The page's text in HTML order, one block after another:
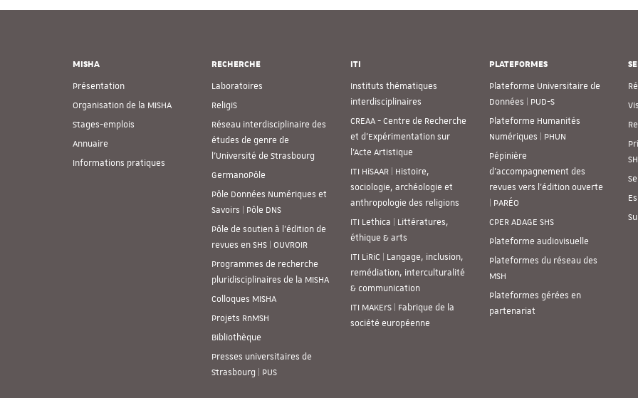
MISHA
Présentation
Organisation de la MISHA
Stages-emplois
Annuaire
Informations pratiques
RECHERCHE
Laboratoires
ReligiS
Réseau interdisciplinaire des
études de genre de
l’Université de Strasbourg
GermanoPôle
Pôle Données Numériques et
Savoirs | Pôle DNS
Pôle de soutien à l’édition de
revues en SHS | OUVROIR
Programmes de recherche
pluridisciplinaires de la MISHA
Colloques MISHA
Projets RnMSH
Bibliothèque
Presses universitaires de
Strasbourg | PUS
ITI
Instituts thématiques
interdisciplinaires
CREAA - Centre de Recherche
et d’Expérimentation sur
l’Acte Artistique
ITI HiSAAR | Histoire,
sociologie, archéologie et
anthropologie des religions
ITI Lethica | Littératures,
éthique & arts
ITI LiRiC | Langage, inclusion,
remédiation, interculturalité
& communication
ITI MAKErS | Fabrique de la
société européenne
PLATEFORMES
Plateforme Universitaire de
Données | PUD-S
Plateforme Humanités
Numériques | PHUN
Pépinière
d’accompagnement des
revues vers l’édition ouverte
| PARÉO
CPER ADAGE SHS
Plateforme audiovisuelle
Plateformes du réseau des
MSH
Plateformes gérées en
partenariat